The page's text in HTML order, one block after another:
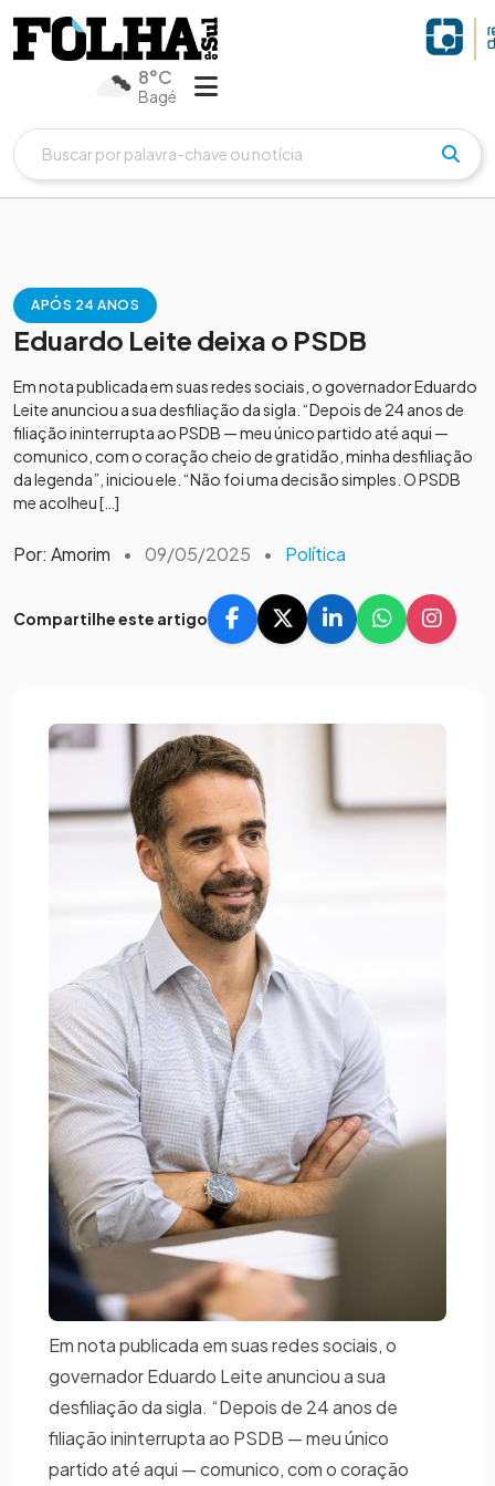
8°C
Bagé
APÓS 24 ANOS
Eduardo Leite deixa o PSDB
Em nota publicada em suas redes sociais, o governador Eduardo
Leite anunciou a sua desfiliação da sigla. “Depois de 24 anos de
filiação ininterrupta ao PSDB — meu único partido até aqui —
comunico, com o coração cheio de gratidão, minha desfiliação
da legenda”, iniciou ele. “Não foi uma decisão simples. O PSDB
me acolheu […]
Por: Amorim • 09/05/2025 • Política
Compartilhe este artigo
Em nota publicada em suas redes sociais, o
governador Eduardo Leite anunciou a sua
desfiliação da sigla. “Depois de 24 anos de
filiação ininterrupta ao PSDB — meu único
partido até aqui — comunico, com o coração